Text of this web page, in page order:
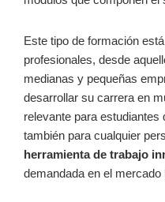
Este tipo de formación
profesionales, desde
medianas⁣ y pequeñas
desarrollar su carrera en
⁢relevante para
también para cualquier
herramienta‌ de trabajo
demandada en el mercado